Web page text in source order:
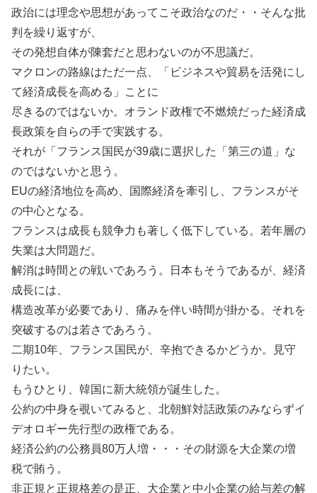
政治には理念や思想があってこそ政治なのだ・・そんな批
判を繰り返すが、
その発想自体が陳套だと思わないのが不思議だ。
マクロンの路線はただ一点、「ビジネスや貿易を活発にし
て経済成長を高める」ことに
尽きるのではないか。オランド政権で不燃焼だった経済成
長政策を自らの手で実践する。
それが「フランス国民が39歳に選択した「第三の道」な
のではないかと思う。
EUの経済地位を高め、国際経済を牽引し、フランスがそ
の中心となる。
フランスは成長も競争力も著しく低下している。若年層の
失業は大問題だ。
解消は時間との戦いであろう。日本もそうであるが、経済
成長には、
構造改革が必要であり、痛みを伴い時間が掛かる。それを
突破するのは若さであろう。
二期10年、フランス国民が、辛抱できるかどうか。見守
りたい。
もうひとり、韓国に新大統領が誕生した。
公約の中身を覗いてみると、北朝鮮対話政策のみならずイ
デオロギー先行型の政権である。
経済公約の公務員80万人増・・・その財源を大企業の増
税で賄う。
非正規と正規格差の是正、大企業と中小企業の給与差の解